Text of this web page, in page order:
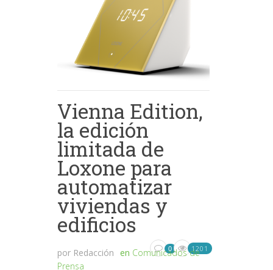
Vienna Edition,
la edición
limitada de
Loxone para
automatizar
viviendas y
edificios
por Redacción en Comunicados de
Prensa
0 1201